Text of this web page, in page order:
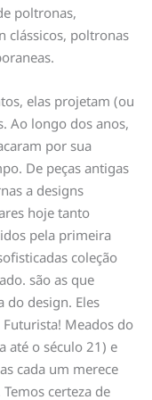
poltronas,
clássicos, poltronas
elas projetam (ou
Ao longo dos anos,
por sua
De peças antigas
a designs
hoje tanto
pela primeira
coleção
são as que
do design. Eles
Meados do
até o século 21) e
cada um merece
certeza de